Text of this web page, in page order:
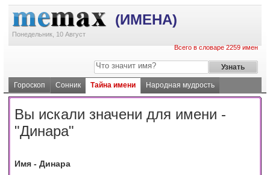
(ИМЕНА)
Понедельник, 10 Август
Всего в словаре 2259 имен
Гороскоп Сонник Тайна имени Народная мудрость
Вы искали значени для имени -
"Динара"
Имя - Динара